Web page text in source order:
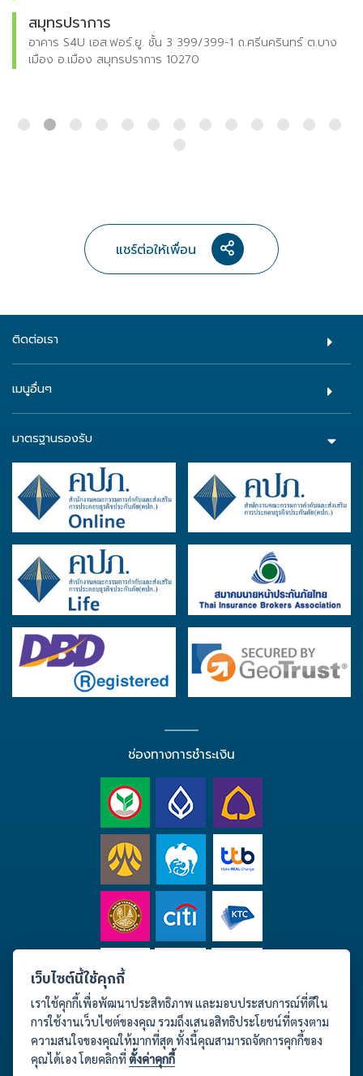
ชลบุรี
109/1 ม.3 ต.บ้านสวน อ.เมือง จ.ชลบุรี 20000
แชร์ต่อให้เพื่อน
ติดต่อเรา
เมนูอื่นๆ
มาตรฐานรองรับ
ช่องทางการชำระเงิน
เว็บไซต์นี้ใช้คุกกี้
เราใช้คุกกี้เพื่อพัฒนาประสิทธิภาพ และมอบประสบการณ์ที่ดีใน
การใช้งานเว็บไซต์ของคุณ รวมถึงเสนอสิทธิประโยชน์ที่ตรงตาม
ความสนใจของคุณให้มากที่สุด ทั้งนี้คุณสามารถจัดการคุกกี้ของ
คุณได้เอง โดยคลิกที่ตั้งค่าคุกกี้